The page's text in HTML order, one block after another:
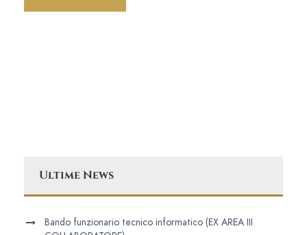
Ultime News
Bando funzionario tecnico informatico (EX AREA III